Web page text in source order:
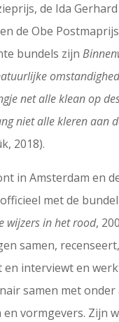
de Ida Gerhard
de Obe
bundels zijn
net alle klean op
niet alle kleren aan
2018).
in Amsterdam en
met de bundel
wijzers in het rood,
samen, recenseert,
en interviewt en
samen met onder
vormgevers. Zijn